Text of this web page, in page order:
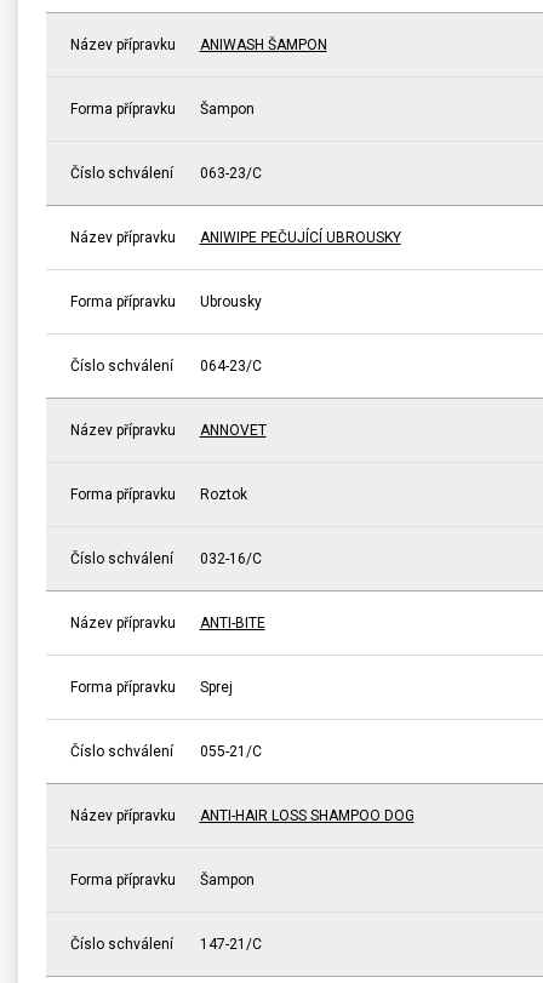
Název přípravku ANIWASH ŠAMPON
Forma přípravku Šampon
Číslo schválení 063-23/C
Název přípravku ANIWIPE PEČUJÍCÍ UBROUSKY
Forma přípravku Ubrousky
Číslo schválení 064-23/C
Název přípravku ANNOVET
Forma přípravku Roztok
Číslo schválení 032-16/C
Název přípravku ANTI-BITE
Forma přípravku Sprej
Číslo schválení 055-21/C
Název přípravku ANTI-HAIR LOSS SHAMPOO DOG
Forma přípravku Šampon
Číslo schválení 147-21/C